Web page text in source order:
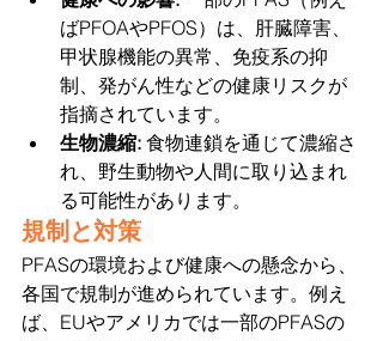
ばPFOAやPFOS）は、肝臓障害、
甲状腺機能の異常、免疫系の抑
制、発がん性などの健康リスクが
指摘されています。
生物濃縮: 食物連鎖を通じて濃縮さ
れ、野生動物や人間に取り込まれ
る可能性があります。
規制と対策
PFASの環境および健康への懸念から、
各国で規制が進められています。例え
ば、EUやアメリカでは一部のPFASの